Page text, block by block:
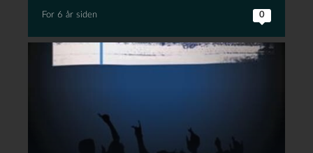
For 6 år siden 0